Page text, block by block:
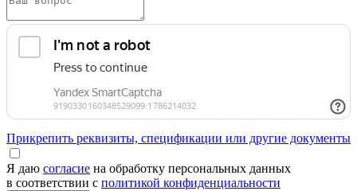
Прикрепить реквизиты, спецификации или другие документы
Я даю согласие на обработку персональных данных
в соответствии с политикой конфиденциальности